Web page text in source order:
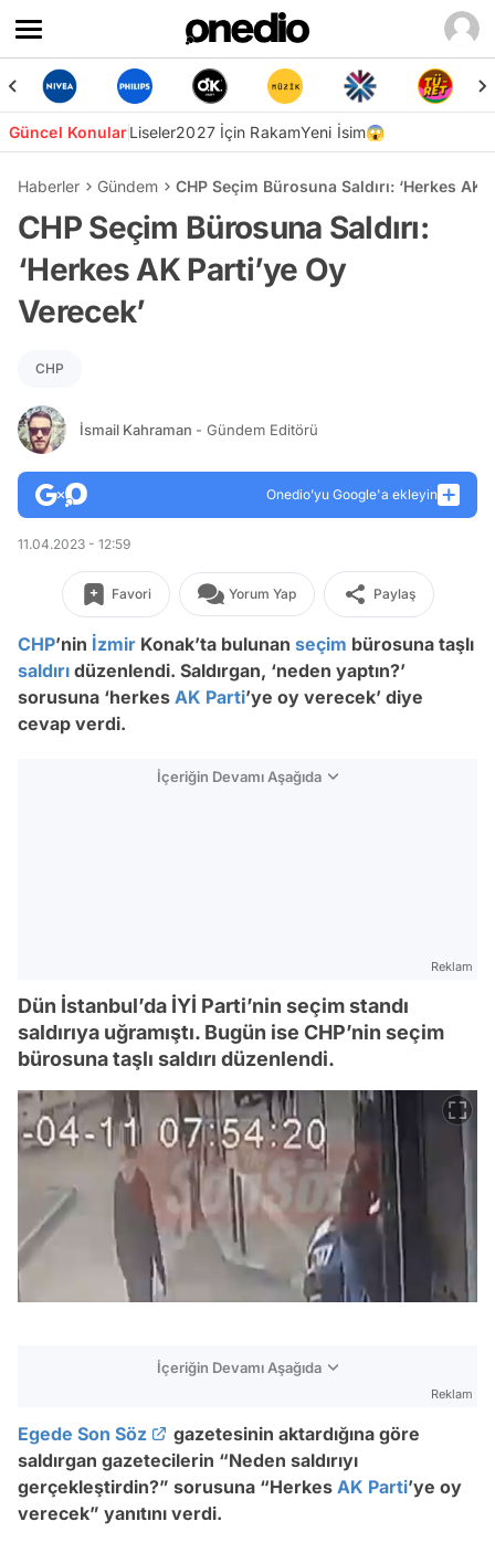
Güncel KonularLiseler2027 İçin RakamYeni İsim😱
Haberler Gündem CHP Seçim Bürosuna Saldırı: ‘Herkes AK
CHP Seçim Bürosuna Saldırı:
‘Herkes AK Parti’ye Oy
Verecek’
CHP
İsmail Kahraman - Gündem Editörü
Onedio’yu Google'a ekleyin
11.04.2023 - 12:59
Favori Yorum Yap Paylaş
CHP’nin İzmir Konak’ta bulunan seçim bürosuna taşlı
saldırı düzenlendi. Saldırgan, ‘neden yaptın?’
sorusuna ‘herkes AK Parti’ye oy verecek’ diye
cevap verdi.
İçeriğin Devamı Aşağıda
Reklam
Dün İstanbul’da İYİ Parti’nin seçim standı
saldırıya uğramıştı. Bugün ise CHP’nin seçim
bürosuna taşlı saldırı düzenlendi.
İçeriğin Devamı Aşağıda
Reklam
Egede Son Söz
gazetesinin aktardığına göre
saldırgan gazetecilerin “Neden saldırıyı
gerçekleştirdin?” sorusuna “Herkes AK Parti’ye oy
verecek” yanıtını verdi.